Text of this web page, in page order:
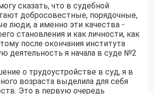
сказать, что в судебной
добросовестные, порядочные,
люди, а именно эти качества -
становления и как личности, как
после окончания института
деятельность я начала в суде №2
о трудоустройстве в суд, я в
возраста выделила для себя
Это в первую очередь